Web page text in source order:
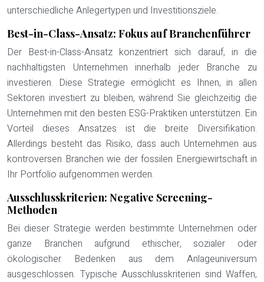
unterschiedliche Anlegertypen und Investitionsziele.
Best-in-Class-Ansatz: Fokus auf Branchenführer
Der Best-in-Class-Ansatz konzentriert sich darauf, in die
nachhaltigsten Unternehmen innerhalb jeder Branche zu
investieren. Diese Strategie ermöglicht es Ihnen, in allen
Sektoren investiert zu bleiben, während Sie gleichzeitig die
Unternehmen mit den besten ESG-Praktiken unterstützen. Ein
Vorteil dieses Ansatzes ist die breite Diversifikation.
Allerdings besteht das Risiko, dass auch Unternehmen aus
kontroversen Branchen wie der fossilen Energiewirtschaft in
Ihr Portfolio aufgenommen werden.
Ausschlusskriterien: Negative Screening-
Methoden
Bei dieser Strategie werden bestimmte Unternehmen oder
ganze Branchen aufgrund ethischer, sozialer oder
ökologischer Bedenken aus dem Anlageuniversum
ausgeschlossen. Typische Ausschlusskriterien sind Waffen,